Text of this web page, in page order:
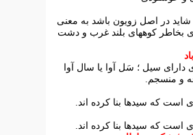
در اصل زویون باشد به معنی
بخاطر کوههای بلند غرب و دشت
دارای سیل ؛ سَل آوا یا سال آوا
و منسجم.
است که سیدها بنا کرده اند.
است که سیدها بنا کرده اند.